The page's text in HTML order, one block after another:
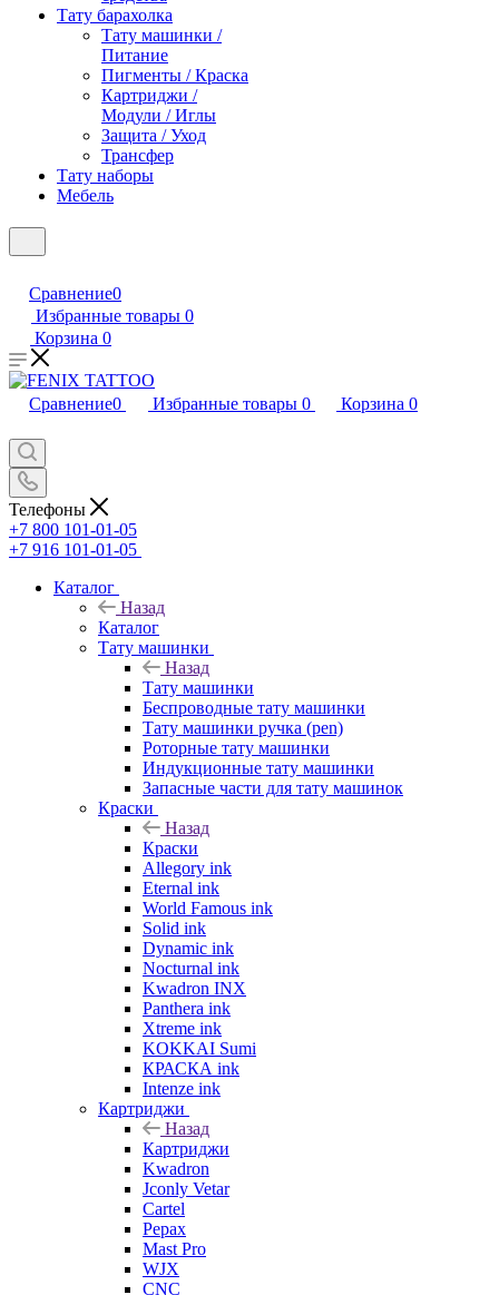
Тату барахолка
Тату машинки /
Питание
Пигменты / Краска
Картриджи /
Модули / Иглы
Защита / Уход
Трансфер
Тату наборы
Мебель
Сравнение0
Избранные товары 0
Корзина 0
Сравнение0 Избранные товары 0 Корзина 0
Телефоны
+7 800 101-01-05
+7 916 101-01-05
Каталог
Назад
Каталог
Тату машинки
Назад
Тату машинки
Беспроводные тату машинки
Тату машинки ручка (pen)
Роторные тату машинки
Индукционные тату машинки
Запасные части для тату машинок
Краски
Назад
Краски
Allegory ink
Eternal ink
World Famous ink
Solid ink
Dynamic ink
Nocturnal ink
Kwadron INX
Panthera ink
Xtreme ink
KOKKAI Sumi
КРАСКА ink
Intenze ink
Картриджи
Назад
Картриджи
Kwadron
Jconly Vetar
Cartel
Pepax
Mast Pro
WJX
CNC